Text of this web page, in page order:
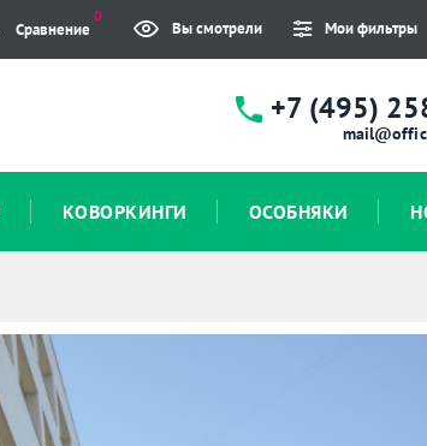
Сравнение
0
Вы смотрели Мои фильтры
+7 (495)
КОВОРКИНГИ ОСОБНЯКИ